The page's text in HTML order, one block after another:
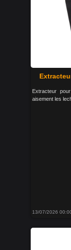
Extracteur
aisement les
13/07/2026